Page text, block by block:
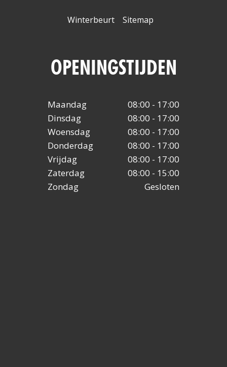
Winterbeurt Sitemap
OPENINGSTIJDEN
Maandag
08:00 - 17:00
Dinsdag
08:00 - 17:00
Woensdag
08:00 - 17:00
Donderdag
08:00 - 17:00
Vrijdag
08:00 - 17:00
Zaterdag
08:00 - 15:00
Zondag
Gesloten